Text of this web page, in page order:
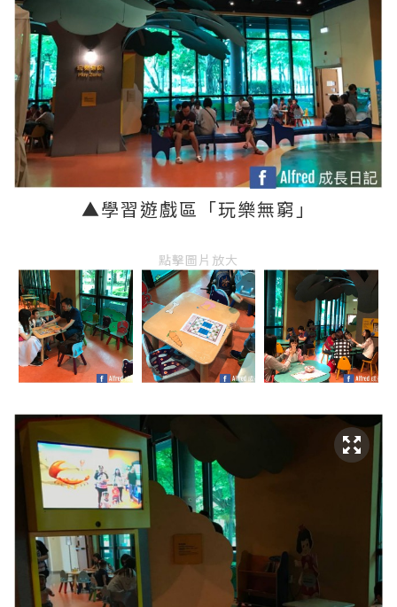
▲學習遊戲區 「玩樂無窮 」
點擊圖片放大